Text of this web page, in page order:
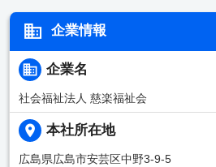
企業情報
企業名
社会福祉法人 慈楽福祉会
本社所在地
広島県広島市安芸区中野3-9-5